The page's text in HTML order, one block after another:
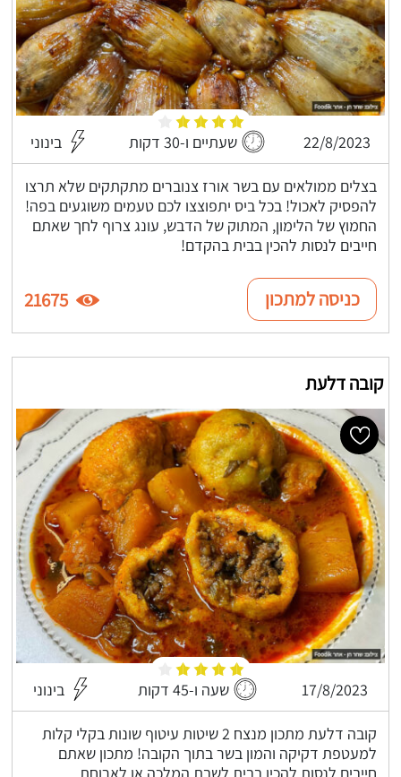
22/8/2023 שעתיים ו-30 דקות בינוני
בצלים ממולאים עם בשר אורז צנוברים מתקתקים שלא תרצו
להפסיק לאכול! בכל ביס יתפוצצו לכם טעמים משוגעים בפה!
החמוץ של הלימון, המתוק של הדבש, עונג צרוף לחך שאתם
חייבים לנסות להכין בבית בהקדם!
כניסה למתכון 21675
קובה דלעת
17/8/2023 שעה ו-45 דקות בינוני
קובה דלעת מתכון מנצח 2 שיטות עיטוף שונות בקלי קלות
למעטפת דקיקה והמון בשר בתוך הקובה! מתכון שאתם
חייבים לנסות להכין בבית לשבת המלכה או לארוחת